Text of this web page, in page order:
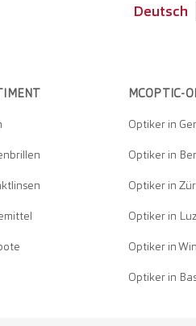
Deutsch
MCOPTIC-
Optiker in
Optiker in
Optiker in
Optiker in
Optiker in
Optiker in